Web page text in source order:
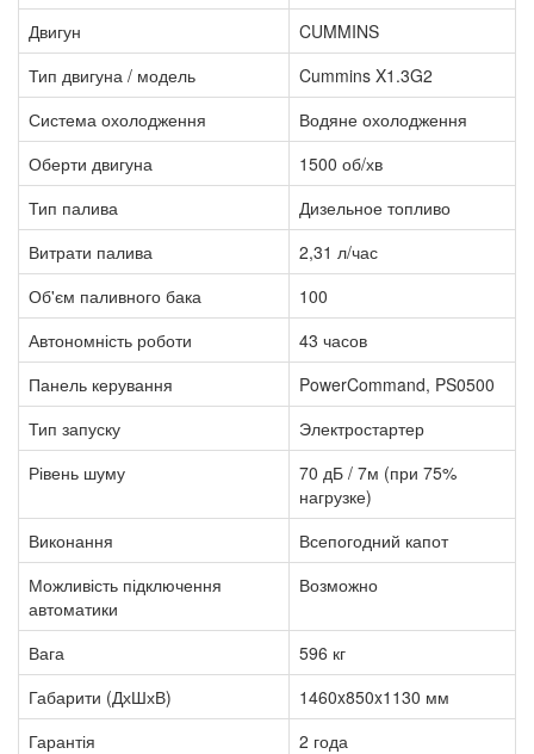
Двигун
CUMMINS
Тип двигуна / модель
Cummins X1.3G2
Система охолодження
Водяне охолодження
Оберти двигуна
1500 об/хв
Тип палива
Дизельное топливо
Витрати палива
2,31 л/час
Об'єм паливного бака
100
Автономність роботи
43 часов
Панель керування
PowerCommand, PS0500
Тип запуску
Электростартер
Рівень шуму
70 дБ / 7м (при 75%
нагрузке)
Виконання
Всепогодний капот
Можливість підключення
автоматики
Возможно
Вага
596 кг
Габарити (ДхШхВ)
1460x850x1130 мм
Гарантія
2 года